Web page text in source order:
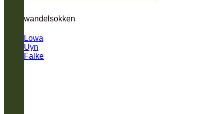
wandelsokken
Lowa
Uyn
Falke